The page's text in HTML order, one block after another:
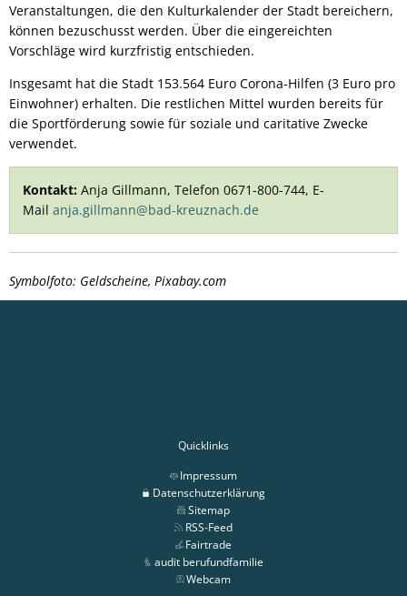
Veranstaltungen, die den Kulturkalender der Stadt bereichern,
können bezuschusst werden. Über die eingereichten
Vorschläge wird kurzfristig entschieden.
Insgesamt hat die Stadt 153.564 Euro Corona-Hilfen (3 Euro pro
Einwohner) erhalten. Die restlichen Mittel wurden bereits für
die Sportförderung sowie für soziale und caritative Zwecke
verwendet.
Kontakt: Anja Gillmann, Telefon 0671-800-744, E-
Mail anja.gillmann@bad-kreuznach.de
Symbolfoto: Geldscheine, Pixabay.com
Quicklinks
Impressum
Datenschutzerklärung
Sitemap
RSS-Feed
Fairtrade
audit berufundfamilie
Webcam